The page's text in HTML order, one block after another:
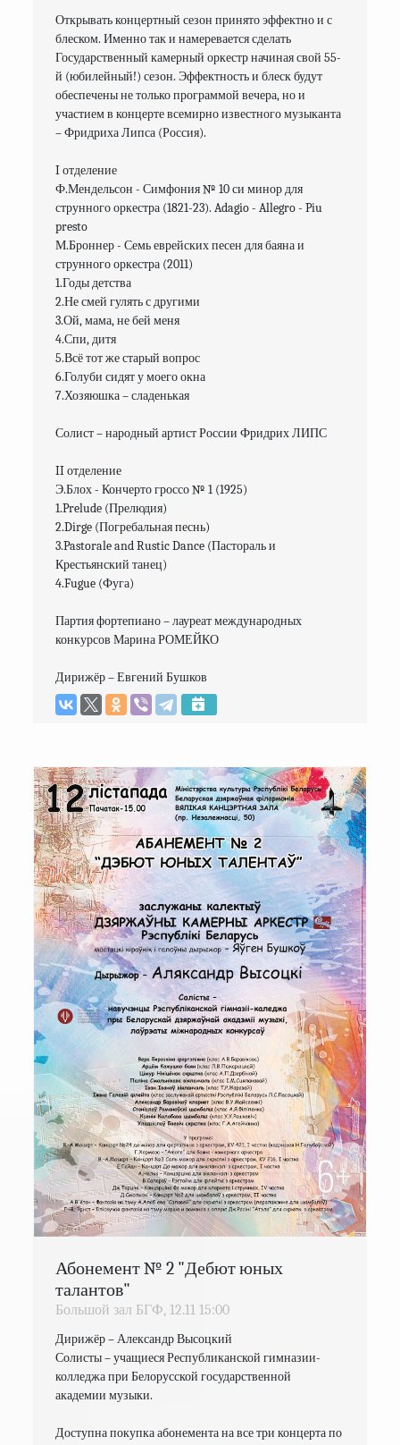
Открывать концертный сезон принято эффектно и с
блеском. Именно так и намеревается сделать
Государственный камерный оркестр начиная свой 55-
й (юбилейный!) сезон. Эффектность и блеск будут
обеспечены не только программой вечера, но и
участием в концерте всемирно известного музыканта
– Фридриха Липса (Россия).
I отделение
Ф.Мендельсон - Симфония № 10 си минор для
струнного оркестра (1821-23). Adagio - Allegro - Piu
presto
М.Броннер - Семь еврейских песен для баяна и
струнного оркестра (2011)
1.Годы детства
2.Не смей гулять с другими
3.Ой, мама, не бей меня
4.Спи, дитя
5.Всё тот же старый вопрос
6.Голуби сидят у моего окна
7.Хозяюшка – сладенькая
Солист – народный артист России Фридрих ЛИПС
II отделение
Э.Блох - Кончерто гроссо № 1 (1925)
1.Prelude (Прелюдия)
2.Dirge (Погребальная песнь)
3.Pastorale and Rustic Dance (Пастораль и
Крестьянский танец)
4.Fugue (Фуга)
Партия фортепиано – лауреат международных
конкурсов Марина РОМЕЙКО
Дирижёр – Евгений Бушков
Абонемент № 2 "Дебют юных
талантов"
Большой зал БГФ, 12.11 15:00
Дирижёр – Александр Высоцкий
Солисты – учащиеся Республиканской гимназии-
колледжа при Белорусской государственной
академии музыки.
Доступна покупка абонемента на все три концерта по